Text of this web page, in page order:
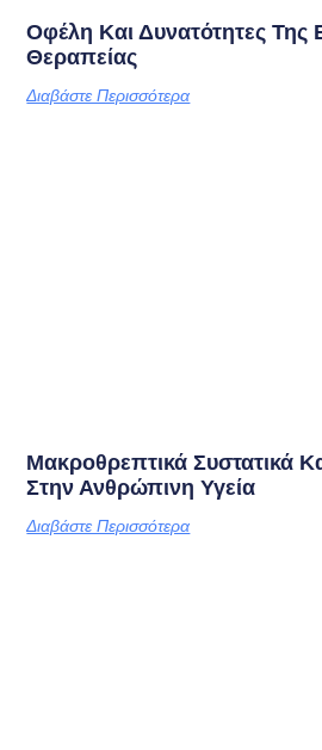
Οφέλη Και Δυνατότητες Της
Θεραπείας
Διαβάστε Περισσότερα
Μακροθρεπτικά Συστατικά
Στην Ανθρώπινη Υγεία
Διαβάστε Περισσότερα